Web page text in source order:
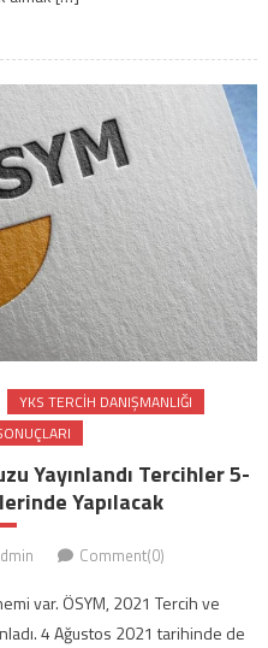
YKS TERCIH DANIŞMANLIĞI
Yayınlandı Tercihler 5-
Yapılacak
Comment(0)
var. ÖSYM, 2021 Tercih ve
4 Ağustos 2021 tarihinde de